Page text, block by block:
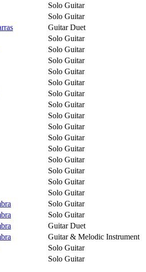
Solo Guitar
Solo Guitar
Guitar Duet
Solo Guitar
Solo Guitar
Solo Guitar
Solo Guitar
Solo Guitar
Solo Guitar
Solo Guitar
Solo Guitar
Solo Guitar
Solo Guitar
Solo Guitar
Solo Guitar
Solo Guitar
Solo Guitar
Solo Guitar
Solo Guitar
Solo Guitar
Guitar Duet
Guitar & Melodic Instrument
Solo Guitar
Solo Guitar